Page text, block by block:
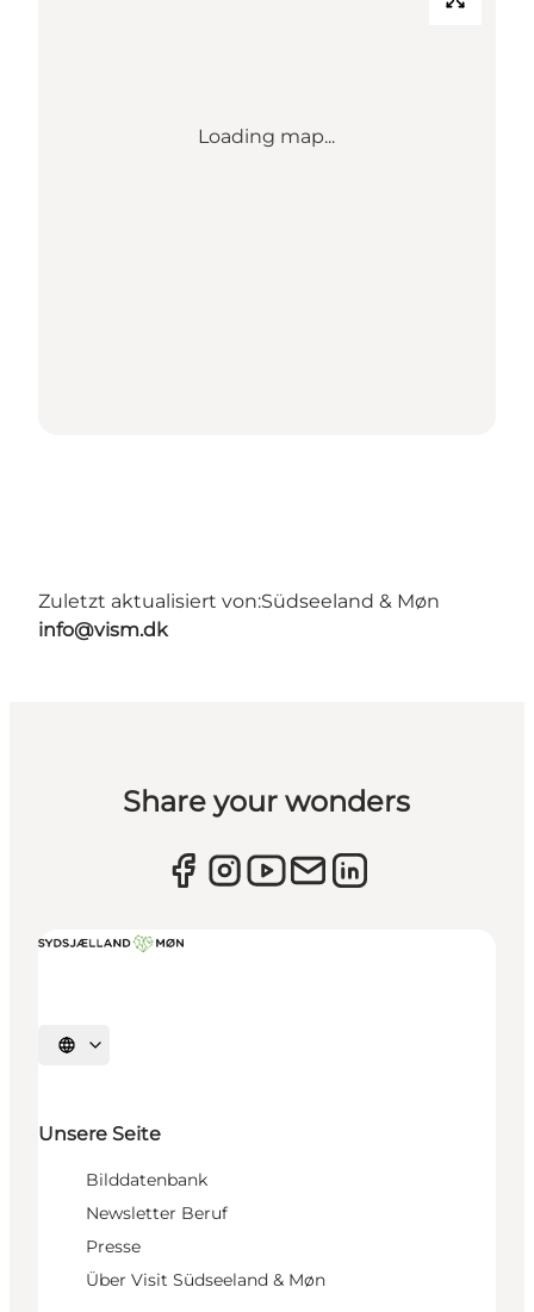
Loading map...
Zuletzt aktualisiert von:Südseeland & Møn
info@vism.dk
Share your wonders
Sprache auswählen
Unsere Seite
Bilddatenbank
Newsletter Beruf
Presse
Über Visit Südseeland & Møn